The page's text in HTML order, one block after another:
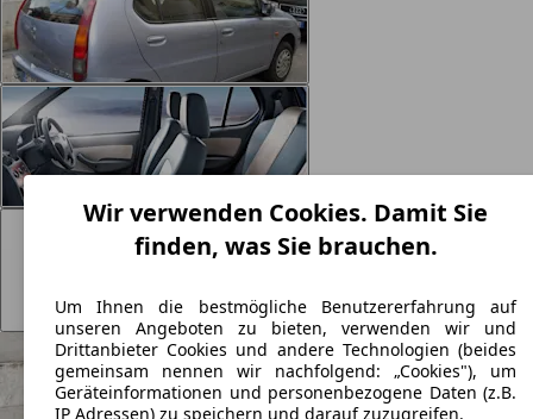
Wir verwenden Cookies. Damit Sie
finden, was Sie brauchen.
Um Ihnen die bestmögliche Benutzererfahrung auf
unseren Angeboten zu bieten, verwenden wir und
Drittanbieter Cookies und andere Technologien (beides
gemeinsam nennen wir nachfolgend: „Cookies"), um
Geräteinformationen und personenbezogene Daten (z.B.
IP Adressen) zu speichern und darauf zuzugreifen.